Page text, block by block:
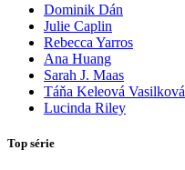
Dominik Dán
Julie Caplin
Rebecca Yarros
Ana Huang
Sarah J. Maas
Táňa Keleová Vasilková
Lucinda Riley
Top série